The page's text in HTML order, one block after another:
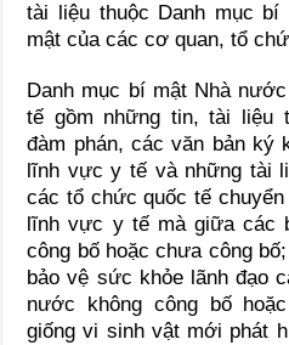
tài liệu thuộc Danh mục
mật của các cơ quan, tổ
Danh mục bí mật Nhà
tế gồm những tin, tài liệu
đàm phán, các văn bản ký
lĩnh vực y tế và những tài
các tổ chức quốc tế
lĩnh vực y tế mà giữa các
công bố hoặc chưa công
bảo vệ sức khỏe lãnh đạo
nước không công bố
giống vi sinh vật mới phát